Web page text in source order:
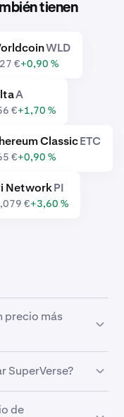
tienen
WLD
€+0,90 %
A
€+1,70 %
ClassicETC
€+0,90 %
NetworkPI
€+3,60 %
precio más
si alcanza
SuperVerse?
prefieren aplicar el
de